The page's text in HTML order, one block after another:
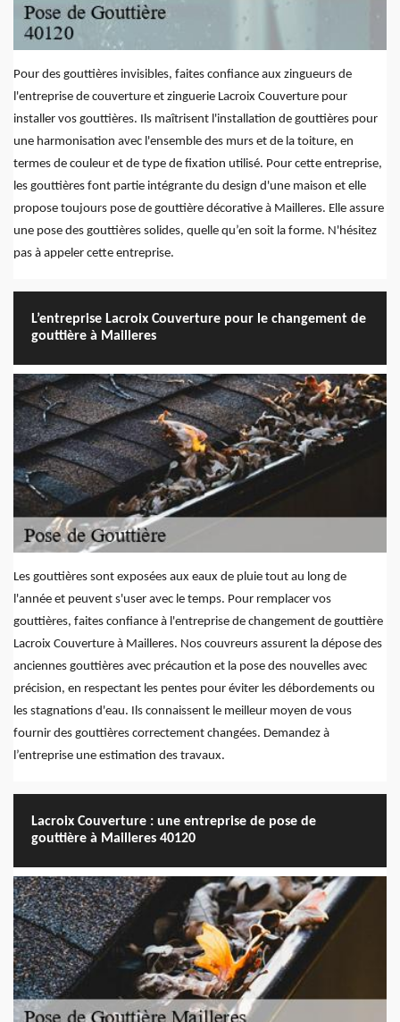
Pour des gouttières invisibles, faites confiance aux zingueurs de
l'entreprise de couverture et zinguerie Lacroix Couverture pour
installer vos gouttières. Ils maîtrisent l'installation de gouttières pour
une harmonisation avec l'ensemble des murs et de la toiture, en
termes de couleur et de type de fixation utilisé. Pour cette entreprise,
les gouttières font partie intégrante du design d'une maison et elle
propose toujours pose de gouttière décorative à Mailleres. Elle assure
une pose des gouttières solides, quelle qu’en soit la forme. N'hésitez
pas à appeler cette entreprise.
L’entreprise Lacroix Couverture pour le changement de
gouttière à Mailleres
Les gouttières sont exposées aux eaux de pluie tout au long de
l'année et peuvent s'user avec le temps. Pour remplacer vos
gouttières, faites confiance à l'entreprise de changement de gouttière
Lacroix Couverture à Mailleres. Nos couvreurs assurent la dépose des
anciennes gouttières avec précaution et la pose des nouvelles avec
précision, en respectant les pentes pour éviter les débordements ou
les stagnations d'eau. Ils connaissent le meilleur moyen de vous
fournir des gouttières correctement changées. Demandez à
l’entreprise une estimation des travaux.
Lacroix Couverture : une entreprise de pose de
gouttière à Mailleres 40120